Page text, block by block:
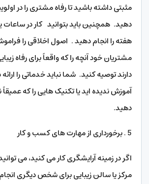
مثبتی داشته باشید تا رفاه مشتری را در
دهید. همچنین باید بتوانید کار در ساعات
هفته را انجام دهید . اصول اخلاقی را
مشتریان خود آنچه را که واقعاً برای رفاه
دارند توصیه کنید. شما نباید خدماتی را
آموزش ندیده اید یا تکنیک هایی را که عمیقاً
دهید.
5 . برخورداری از مهارت های کسب و کار
اگر در زمینه آرایشگری کار می کنید، می
مرکز یا سالن زیبایی برای شخص دیگری